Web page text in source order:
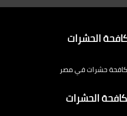
الحشرات
حشرات في مصر
الحشرات